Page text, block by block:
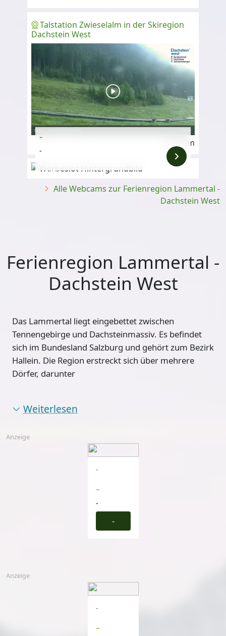
Talstation Zwieselalm in der Skiregion
Dachstein West
820m
Anzeige
-
-
Alle Webcams zur Ferienregion Lammertal -
Dachstein West
Ferienregion Lammertal -
Dachstein West
Das Lammertal liegt eingebettet zwischen
Tennengebirge und Dachsteinmassiv. Es befindet
sich im Bundesland Salzburg und gehört zum Bezirk
Hallein. Die Region erstreckt sich über mehrere
Dörfer, darunter
Weiterlesen
Anzeige
-
-
-
-
Anzeige
-
-